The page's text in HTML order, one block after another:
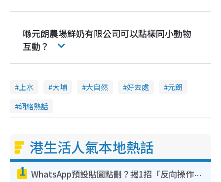
喺元朗農場鮮奶有限公司可以點樣同小動物
互動？
上水 大埔 大自然 好去處
元朗
網絡熱話
港生活人氣本地熱話
1 WhatsApp預設貼圖點刪？揭1招「反向操作」還原簡潔介面 附3步實測教學